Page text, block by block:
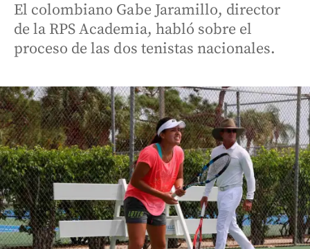
El colombiano Gabe Jaramillo, director
de la RPS Academia, habló sobre el
proceso de las dos tenistas nacionales.